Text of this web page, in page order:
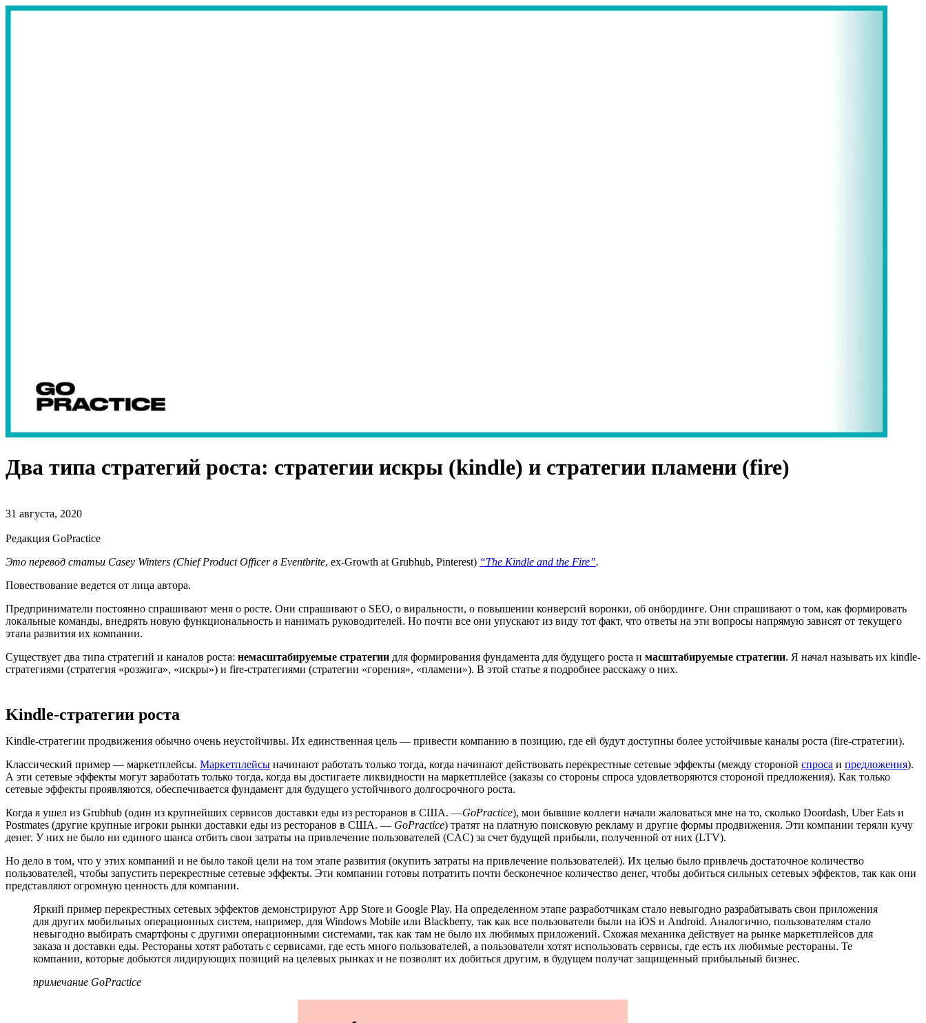
Два типа стратегий роста: стратегии искры (kindle) и стратегии пламени (fire)
31 августа, 2020
Редакция GoPractice
Это перевод статьи Casey Winters (Chief Product Officer в Eventbrite, ex-Growth at Grubhub, Pinterest) “The Kindle and the Fire”.
Повествование ведется от лица автора.
Предприниматели постоянно спрашивают меня о росте. Они спрашивают о SEO, о виральности, о повышении конверсий воронки, об онбординге. Они спрашивают о том, как формировать
локальные команды, внедрять новую функциональность и нанимать руководителей. Но почти все они упускают из виду тот факт, что ответы на эти вопросы напрямую зависят от текущего
этапа развития их компании.
Существует два типа стратегий и каналов роста: немасштабируемые стратегии для формирования фундамента для будущего роста и масштабируемые стратегии. Я начал называть их kindle-
стратегиями (стратегия «розжига», «искры») и fire-стратегиями (стратегии «горения», «пламени»). В этой статье я подробнее расскажу о них.
Kindle-стратегии роста
Kindle-стратегии продвижения обычно очень неустойчивы. Их единственная цель — привести компанию в позицию, где ей будут доступны более устойчивые каналы роста (fire-стратегии).
Классический пример — маркетплейсы. Маркетплейсы начинают работать только тогда, когда начинают действовать перекрестные сетевые эффекты (между стороной спроса и предложения).
А эти сетевые эффекты могут заработать только тогда, когда вы достигаете ликвидности на маркетплейсе (заказы со стороны спроса удовлетворяются стороной предложения). Как только
сетевые эффекты проявляются, обеспечивается фундамент для будущего устойчивого долгосрочного роста.
Когда я ушел из Grubhub (один из крупнейших сервисов доставки еды из ресторанов в США. —GoPractice), мои бывшие коллеги начали жаловаться мне на то, сколько Doordash, Uber Eats и
Postmates (другие крупные игроки рынки доставки еды из ресторанов в США. — GoPractice) тратят на платную поисковую рекламу и другие формы продвижения. Эти компании теряли кучу
денег. У них не было ни единого шанса отбить свои затраты на привлечение пользователей (CAC) за счет будущей прибыли, полученной от них (LTV).
Но дело в том, что у этих компаний и не было такой цели на том этапе развития (окупить затраты на привлечение пользователей). Их целью было привлечь достаточное количество
пользователей, чтобы запустить перекрестные сетевые эффекты. Эти компании готовы потратить почти бесконечное количество денег, чтобы добиться сильных сетевых эффектов, так как они
представляют огромную ценность для компании.
Яркий пример перекрестных сетевых эффектов демонстрируют App Store и Google Play. На определенном этапе разработчикам стало невыгодно разрабатывать свои приложения
для других мобильных операционных систем, например, для Windows Mobile или Blackberry, так как все пользователи были на iOS и Android. Аналогично, пользователям стало
невыгодно выбирать смартфоны с другими операционными системами, так как там не было их любимых приложений. Схожая механика действует на рынке маркетплейсов для
заказа и доставки еды. Рестораны хотят работать с сервисами, где есть много пользователей, а пользователи хотят использовать сервисы, где есть их любимые рестораны. Те
компании, которые добьются лидирующих позиций на целевых рынках и не позволят их добиться другим, в будущем получат защищенный прибыльный бизнес.
примечание GoPractice